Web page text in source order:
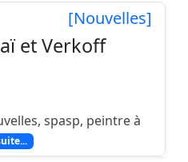
[Nouvelles]
et Verkoff
spasp, peintre à